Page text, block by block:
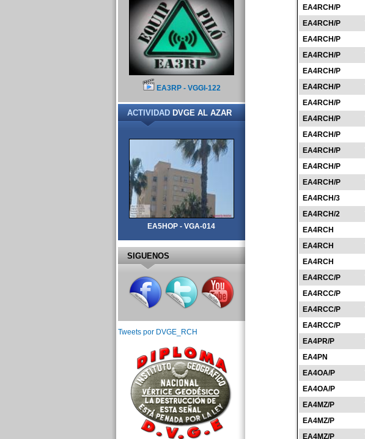
EA4RCH/P
EA4RCH/P
EA4RCH/P
EA4RCH/P
EA4RCH/P
EA4RCH/P
EA4RCH/P
EA4RCH/P
EA4RCH/P
EA4RCH/P
EA4RCH/P
EA4RCH/P
EA4RCH/3
EA4RCH/2
EA4RCH
EA4RCH
EA4RCH
EA4RCC/P
EA4RCC/P
EA4RCC/P
EA4RCC/P
EA4PR/P
EA4PN
EA4OA/P
EA4OA/P
EA4MZ/P
EA4MZ/P
EA4MZ/P
EA3RP - VGGI-122
ACTIVIDADDVGE AL AZAR
EA5HOP - VGA-014
SIGUENOS
Tweets por DVGE_RCH